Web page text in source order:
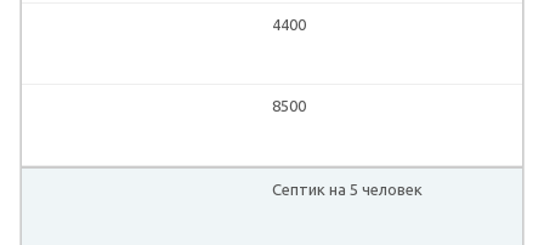
4400
8500
Септик на 5 человек